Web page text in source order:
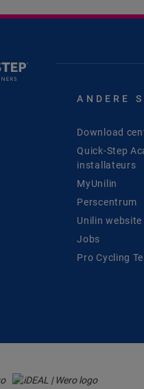
ANDERE
Download
Quick-Step
installateurs
MyUnilin
Perscentrum
Unilin website
Jobs
Pro Cycling